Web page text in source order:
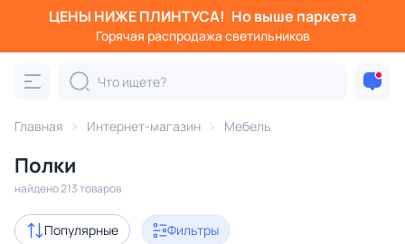
ЦЕНЫ НИЖЕ ПЛИНТУСА! Но выше паркета
Горячая распродажа светильников
Главная Интернет-магазин Мебель
Полки
найдено 213 товаров
Популярные Фильтры
Фильтры
Категория: Полки
книжные настенные полки-стеллажи
Акции 15
с 3D-моделями